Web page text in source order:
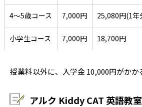
4～5歳コース 7,000円 25,080円(1年
小学生コース 7,000円 18,700円
授業料以外に、入学金 10,000円がかか
アルク Kiddy CAT 英語教